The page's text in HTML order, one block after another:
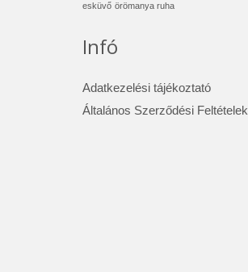
esküvő örömanya ruha
Infó
Adatkezelési tájékoztató
Általános Szerződési Feltételek